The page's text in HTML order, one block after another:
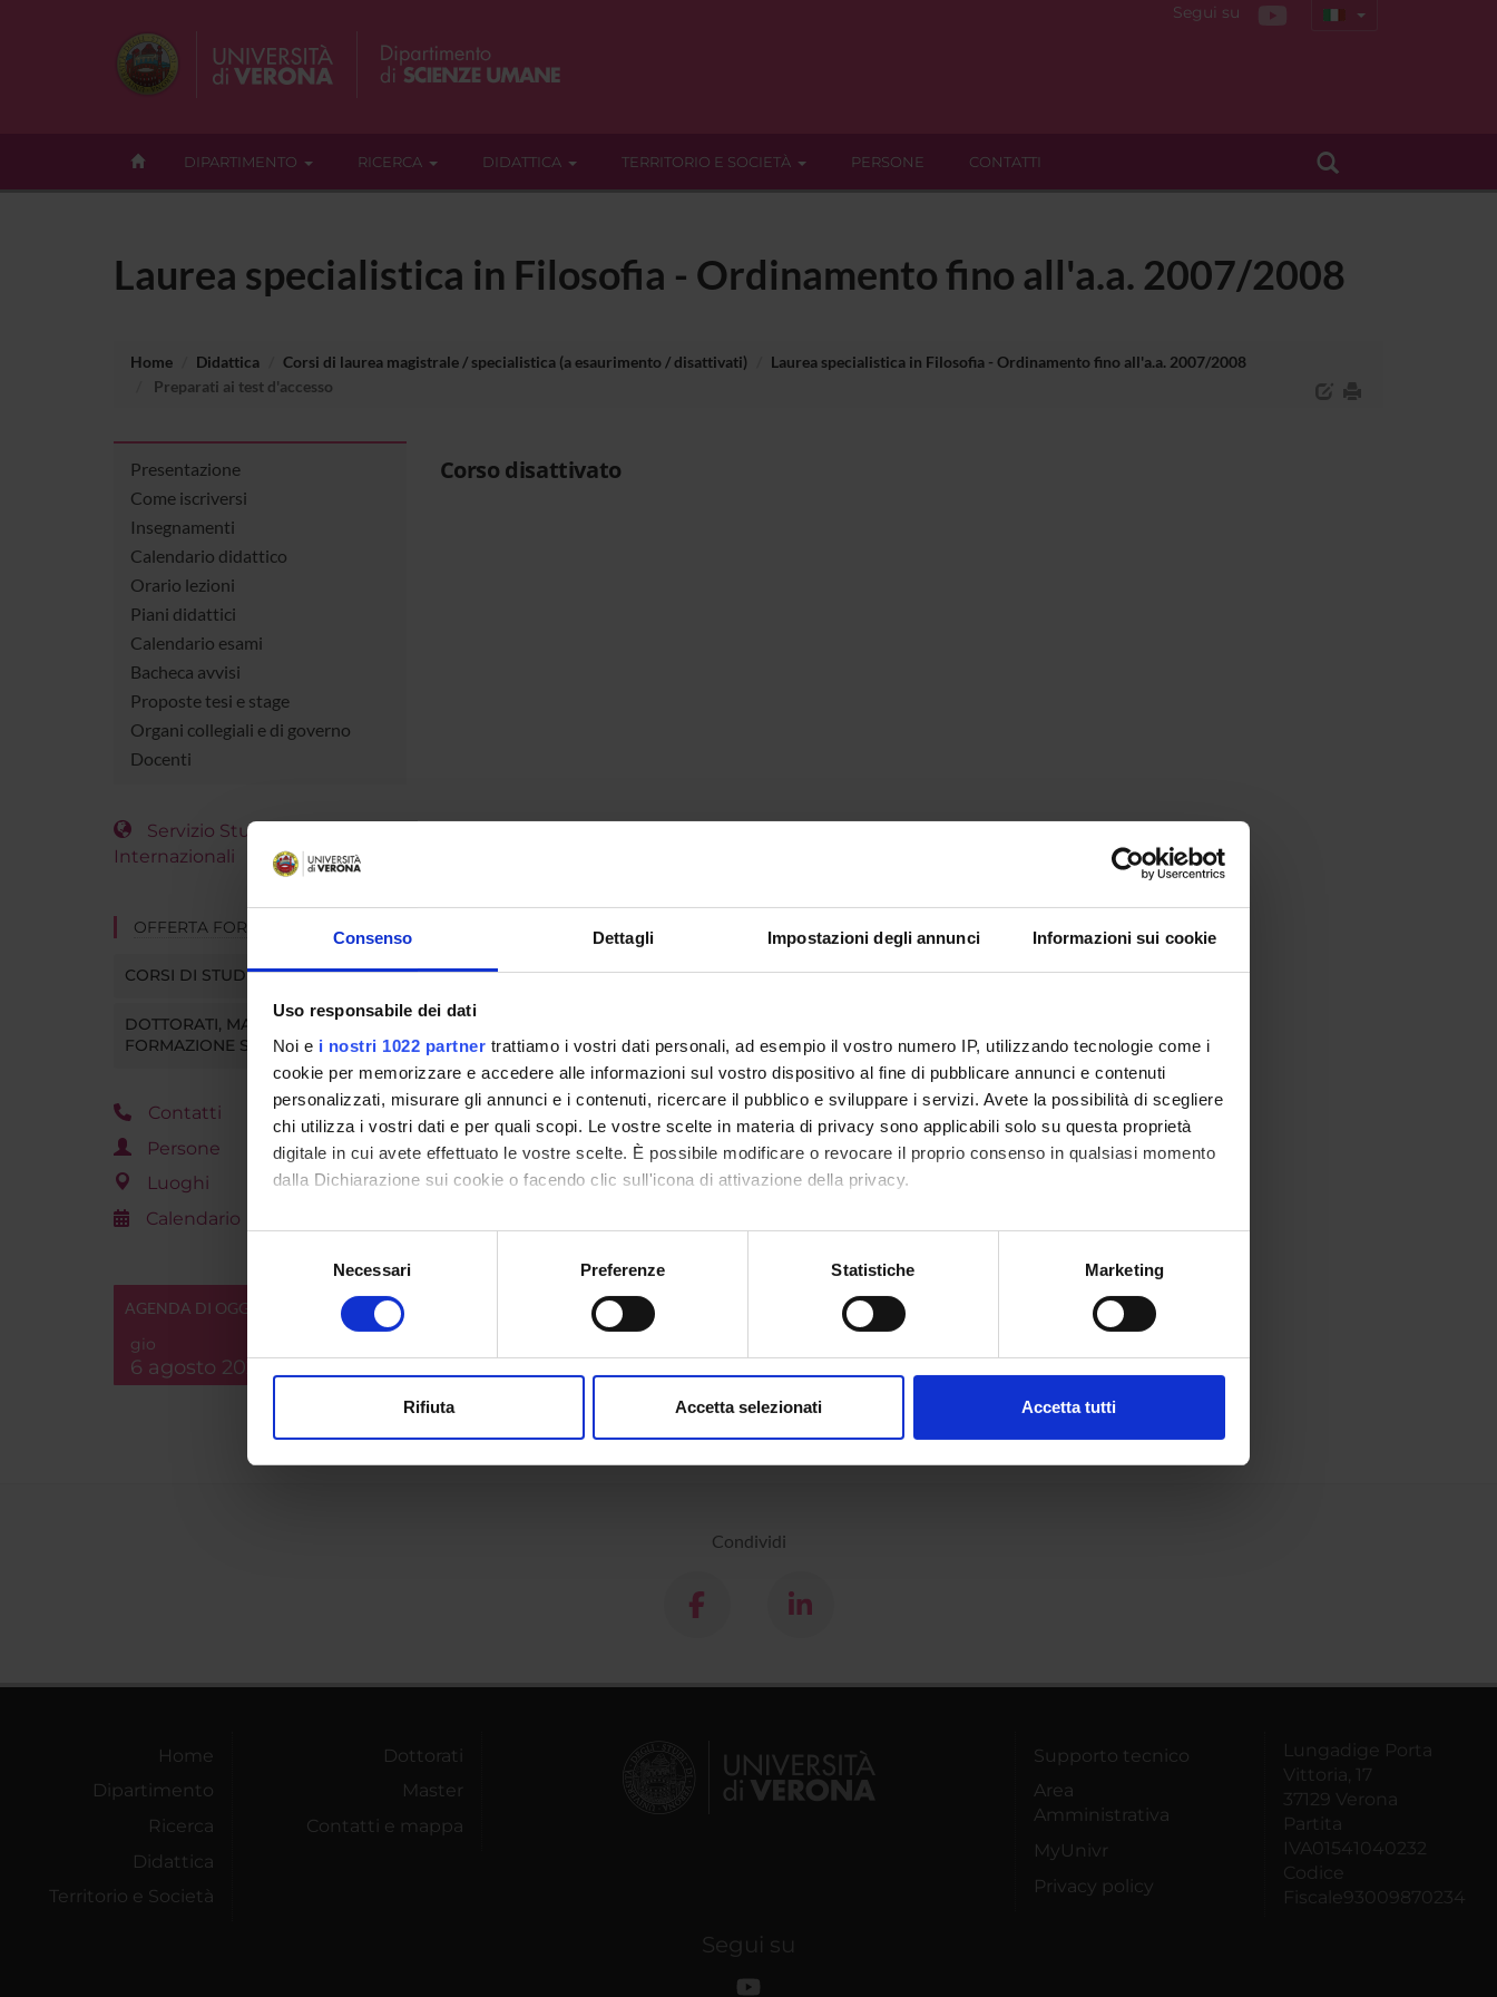
Consenso Dettagli Impostazioni degli annunci Informazioni sui cookie
Uso responsabile dei dati
Noi e i nostri 1022 partner trattiamo i vostri dati personali, ad esempio il vostro numero IP, utilizzando tecnologie come i
cookie per memorizzare e accedere alle informazioni sul vostro dispositivo al fine di pubblicare annunci e contenuti
personalizzati, misurare gli annunci e i contenuti, ricercare il pubblico e sviluppare i servizi. Avete la possibilità di scegliere
chi utilizza i vostri dati e per quali scopi. Le vostre scelte in materia di privacy sono applicabili solo su questa proprietà
digitale in cui avete effettuato le vostre scelte. È possibile modificare o revocare il proprio consenso in qualsiasi momento
dalla Dichiarazione sui cookie o facendo clic sull'icona di attivazione della privacy.
Con il tuo consenso, vorremmo anche:
raccogliere informazioni sulla tua posizione geografica, con un'approssimazione di qualche metro,
digitali).
modificare o ritirare il tuo consenso in qualsiasi momento dalla Dichiarazione sui cookie.
Necessari Preferenze Statistiche Marketing
Rifiuta Accetta selezionati Accetta tutti
Segui su
DIPARTIMENTO RICERCA DIDATTICA TERRITORIO E SOCIETÀ PERSONE CONTATTI
Laurea specialistica in Filosofia - Ordinamento fino all'a.a. 2007/2008
Home Didattica Corsi di laurea magistrale / specialistica (a esaurimento / disattivati)
Laurea specialistica in Filosofia - Ordinamento fino all'a.a. 2007/2008
Preparati ai test d'accesso
Presentazione
Come iscriversi
Insegnamenti
Calendario didattico
Orario lezioni
Piani didattici
Calendario esami
Bacheca avvisi
Proposte tesi e stage
Organi collegiali e di governo
Docenti
Servizio Studenti
Internazionali
OFFERTA FORMATIVA
CORSI DI STUDIO
DOTTORATI, MASTER E
FORMAZIONE SUPERIORE
Contatti
Persone
Luoghi
Calendario
AGENDA DI OGGI
gio
6 agosto 2026
Corso disattivato
Condividi
Home
Dipartimento
Ricerca
Didattica
Territorio e Società
Dottorati
Master
Contatti e mappa
Supporto tecnico
Area
Amministrativa
MyUnivr
Privacy policy
Lungadige Porta
Vittoria, 17
37129 Verona
Partita
IVA01541040232
Codice
Fiscale93009870234
Segui su